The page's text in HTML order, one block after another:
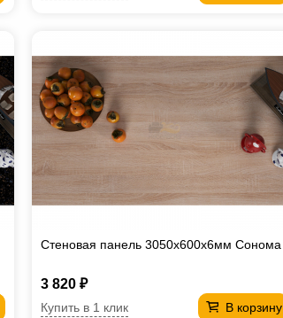
Стеновая панель 3050х600х6мм Сонома
3 820 ₽
В корзину
Купить в 1 клик